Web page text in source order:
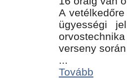
A
ügyességi
verseny
...
Tovább